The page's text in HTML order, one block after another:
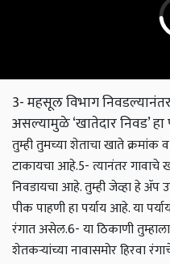
3- महसूल विभाग
असल्यामुळे ‘खातेदार निवड’
तुम्ही तुमच्या शेताचा खाते
टाकायचा आहे.5- त्यानंतर गावाचे
निवडायचा आहे. तुम्ही जेव्हा हे ॲप
पीक पाहणी हा पर्याय आहे. या
रंगात असेल.6- या ठिकाणी
शेतकऱ्यांच्या नावासमोर हिरवा